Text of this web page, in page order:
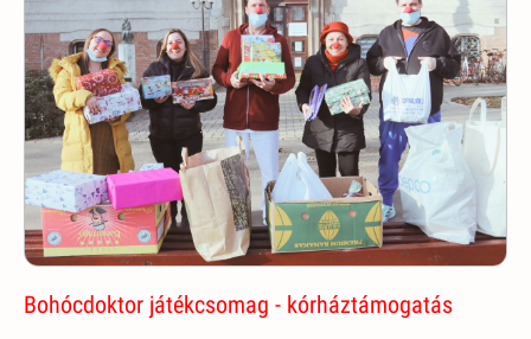
Bohócdoktor játékcsomag - kórháztámogatás